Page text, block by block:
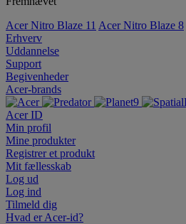
Acer Nitro Blaze 11 Acer Nitro Blaze 8
Erhverv
Uddannelse
Support
Begivenheder
Acer-brands
Acer ID
Min profil
Mine produkter
Registrer et produkt
Mit fællesskab
Log ud
Log ind
Tilmeld dig
Hvad er Acer-id?